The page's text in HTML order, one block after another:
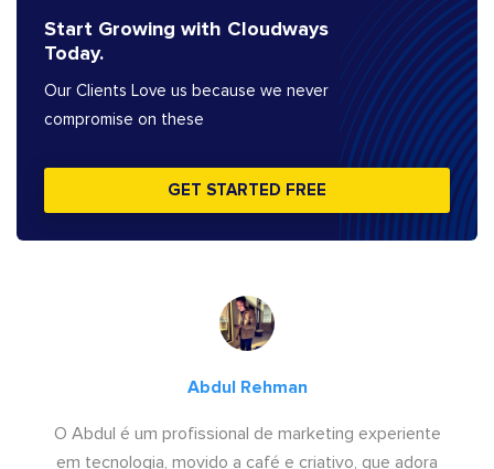
Start Growing with Cloudways
Today.
Our Clients Love us because we never
compromise on these
GET STARTED FREE
Abdul Rehman
O Abdul é um profissional de marketing experiente
em tecnologia, movido a café e criativo, que adora